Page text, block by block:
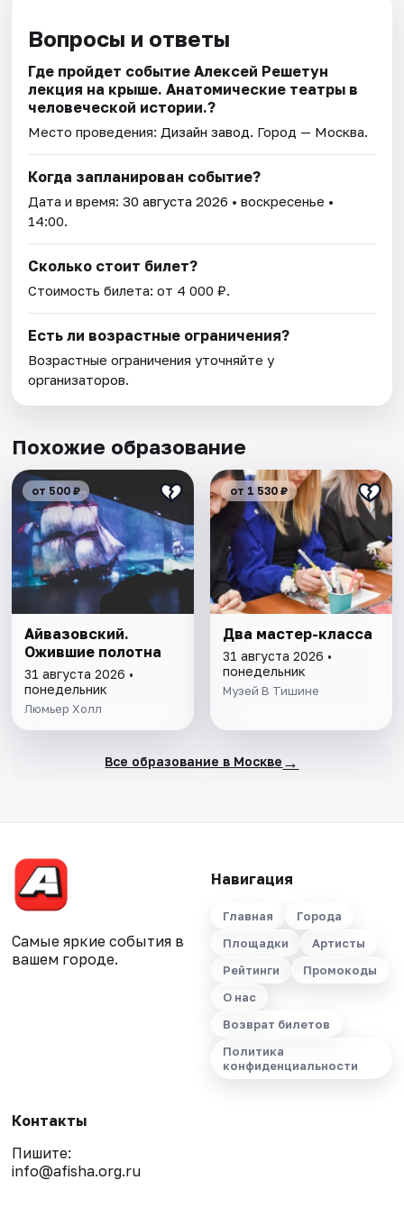
Вопросы и ответы
Где пройдет событие Алексей Решетун
лекция на крыше. Анатомические театры в
человеческой истории.?
Место проведения: Дизайн завод . Город — Москва.
Когда запланирован событие?
Дата и время:30 августа 2026 • воскресенье •
14:00.
Сколько стоит билет?
Стоимость билета: от 4 000 ₽.
Есть ли возрастные ограничения?
Возрастные ограничения уточняйте у
организаторов.
Похожие образование
от 500 ₽
Айвазовский.
Ожившие полотна
31 августа 2026 •
понедельник
Люмьер Холл
от 1 530 ₽
Два мастер-класса
31 августа 2026 •
понедельник
Музей В Тишине
Все образование в Москве →
Самые яркие события в
вашем городе.
Навигация
Главная
Города
Площадки
Артисты
Рейтинги
Промокоды
О нас
Возврат билетов
Политика
конфиденциальности
Контакты
Пишите:
info@afisha.org.ru